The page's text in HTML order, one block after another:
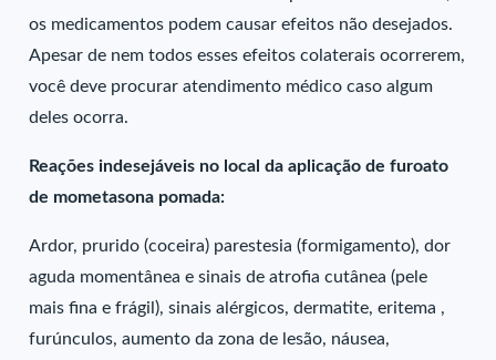
os medicamentos podem causar efeitos não desejados.
Apesar de nem todos esses efeitos colaterais ocorrerem,
você deve procurar atendimento médico caso algum
deles ocorra.
Reações indesejáveis no local da aplicação de furoato
de mometasona pomada:
Ardor, prurido (coceira) parestesia (formigamento), dor
aguda momentânea e sinais de atrofia cutânea (pele
mais fina e frágil), sinais alérgicos, dermatite, eritema ,
furúnculos, aumento da zona de lesão, náusea,